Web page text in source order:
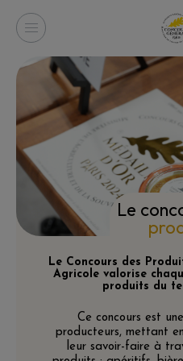
Le
Le Concours des
Agricole valorise
produits du
Ce concours est
producteurs, mettant
leur savoir-faire à